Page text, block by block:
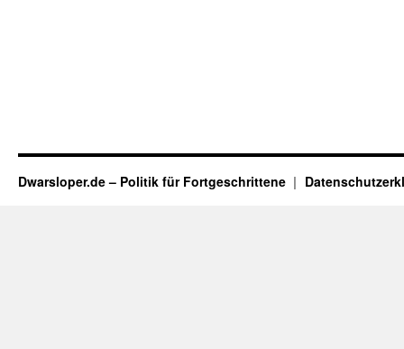
Dwarsloper.de – Politik für Fortgeschrittene